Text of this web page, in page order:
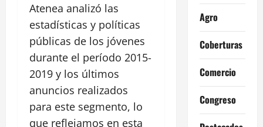
Atenea analizó las
estadísticas y políticas
públicas de los jóvenes
durante el período 2015-
2019 y los últimos
anuncios realizados
para este segmento, lo
que reflejamos en esta
Agro
Coberturas
Comercio
Congreso